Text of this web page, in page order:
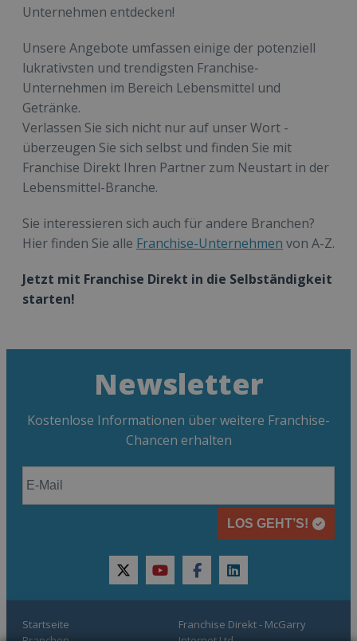
Unternehmen entdecken!
Unsere Angebote umfassen einige der potenziell
lukrativsten und trendigsten Franchise-
Unternehmen im Bereich Lebensmittel und
Getränke.
Verlassen Sie sich nicht nur auf unser Wort -
überzeugen Sie sich selbst und finden Sie mit
Franchise Direkt Ihren Partner zum Neustart in der
Lebensmittel-Branche.
Sie interessieren sich auch für andere Branchen?
Hier finden Sie alle Franchise-Unternehmen von A-Z.
Jetzt mit Franchise Direkt in die Selbständigkeit
starten!
Newsletter
Kostenlose Informationen über weitere Franchise-
Chancen erhalten
LOS GEHT’S!
twitteryoutubefacebooklinkedin
Startseite
Franchise Direkt - McGarry